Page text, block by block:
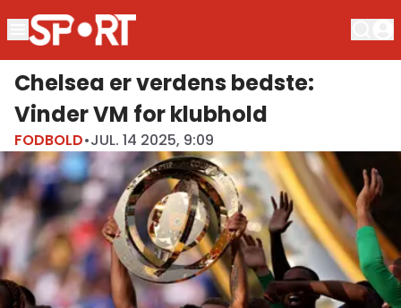
Chelsea er verdens bedste:
Vinder VM for klubhold
FODBOLD•JUL. 14 2025, 9:09